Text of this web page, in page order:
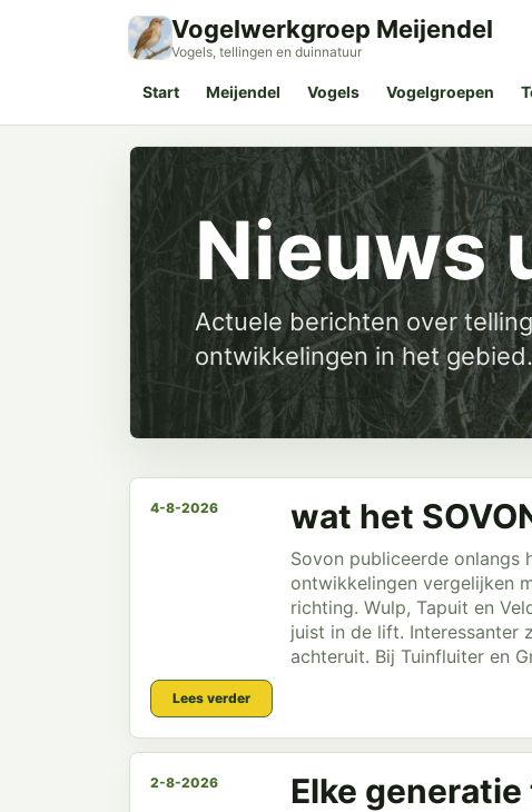
Vogelwerkgroep Meijendel
Vogels, tellingen en duinnatuur
Start Meijendel Vogels Vogelgroepen
Nieuws
Actuele berichten over
ontwikkelingen in het gebied.
4-8-2026 wat het
Sovon publiceerde onlangs
ontwikkelingen vergelijken
richting. Wulp, Tapuit en
juist in de lift. Interessanter
achteruit. Bij Tuinfluiter en
Lees verder
2-8-2026 Elke